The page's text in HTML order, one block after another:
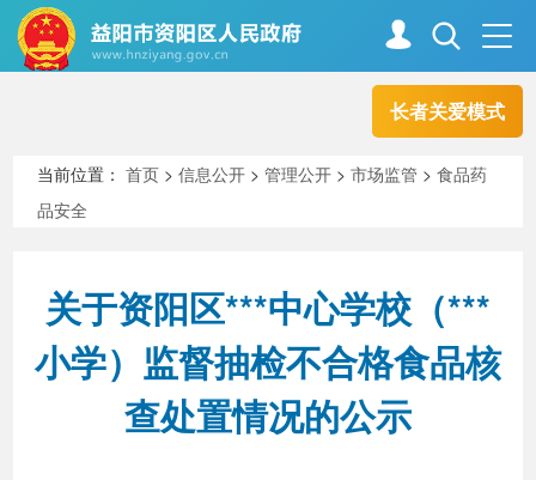
长者关爱模式
走进资阳
新闻中心 解读回应
政务服务 互动交流
当前位置：首页 >信息公开 >管理公开 >市场监管 >食品药
品安全
关于资阳区***中心学校（***
小学）监督抽检不合格食品核
查处置情况的公示